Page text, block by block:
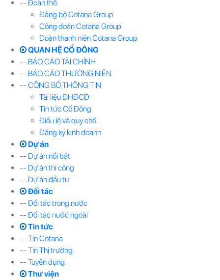
-- Đoàn thể
Đảng bộ Cotana Group
Công đoàn Cotana Group
Đoàn thanh niên Cotana Group
QUAN HỆ CỔ ĐÔNG
-- BÁO CÁO TÀI CHÍNH
-- BÁO CÁO THƯỜNG NIÊN
-- CÔNG BỐ THÔNG TIN
Tài liệu ĐHĐCĐ
Tin tức Cổ Đông
Điều lệ và quy chế
Đăng ký kinh doanh
Dự án
-- Dự án nổi bật
-- Dự án thi công
-- Dự án đầu tư
Đối tác
-- Đối tác trong nước
-- Đối tác nước ngoài
Tin tức
-- Tin Cotana
-- Tin Thị trường
-- Tuyển dụng
Thư viện